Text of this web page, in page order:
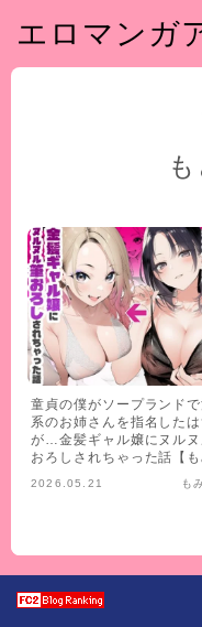
エロマンガ
童貞の僕がソープランド
系のお姉さんを指名したは
が…金髪ギャル嬢にヌルヌ
おろしされちゃった話【も
2026.05.21 も